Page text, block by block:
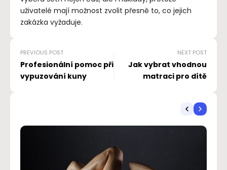
uživatelé mají možnost zvolit přesně to, co jejich
zakázka vyžaduje.
PREVIOUS POST
Profesionální pomoc při
vypuzování kuny
NEXT POST
Jak vybrat vhodnou
matraci pro dítě